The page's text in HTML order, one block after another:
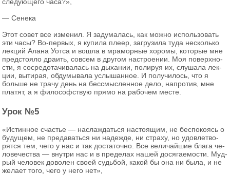
— Се­не­ка
Этот совет все из­ме­нил. Я за­ду­ма­лась, как можно ис­поль­зо­вать
эти часы? Во-пер­вых, я ку­пи­ла плеер, за­гру­зи­ла туда несколь­ко
лек­ций Алана Уотса и вошла в мра­мор­ные хо­ро­мы, ко­то­рые мне
пред­сто­я­ло дра­ить, со­всем в дру­гом на­стро­е­нии. Моя по­верх­но­
сти, я со­сре­до­та­чи­ва­лась на ды­ха­нии, по­ли­руя их, слу­ша­ла лек­
ции, вы­ти­рая, об­ду­мы­ва­ла услы­шан­ное. И по­лу­чи­лось, что я
боль­ше не трачу день на бес­смыс­лен­ное дело, на­про­тив, мне
пла­тят, а я фи­ло­соф­ствую прямо на ра­бо­чем месте.
Урок №5
«Ис­тин­ное сча­стье — на­сла­ждать­ся на­сто­я­щим, не бес­по­ко­ясь о
бу­ду­щем, не пре­да­вать­ся ни на­деж­де, ни стра­ху, но удо­вле­тво­
рят­ся тем, чего у нас и так до­ста­точ­но. Все ве­ли­чай­шие блага че­
ло­ве­че­ства — внут­ри нас и в пре­де­лах нашей до­ся­га­е­мо­сти. Муд­
рый че­ло­век до­во­лен своей судь­бой, какой бы она ни была, и не
же­ла­ет того, чего у него нет»,